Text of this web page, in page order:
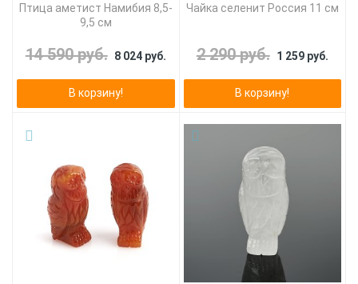
Птица аметист Намибия 8,5-
9,5 см
14 590 руб. 8 024 руб.
В корзину!
Чайка селенит Россия 11 см
2 290 руб. 1 259 руб.
В корзину!